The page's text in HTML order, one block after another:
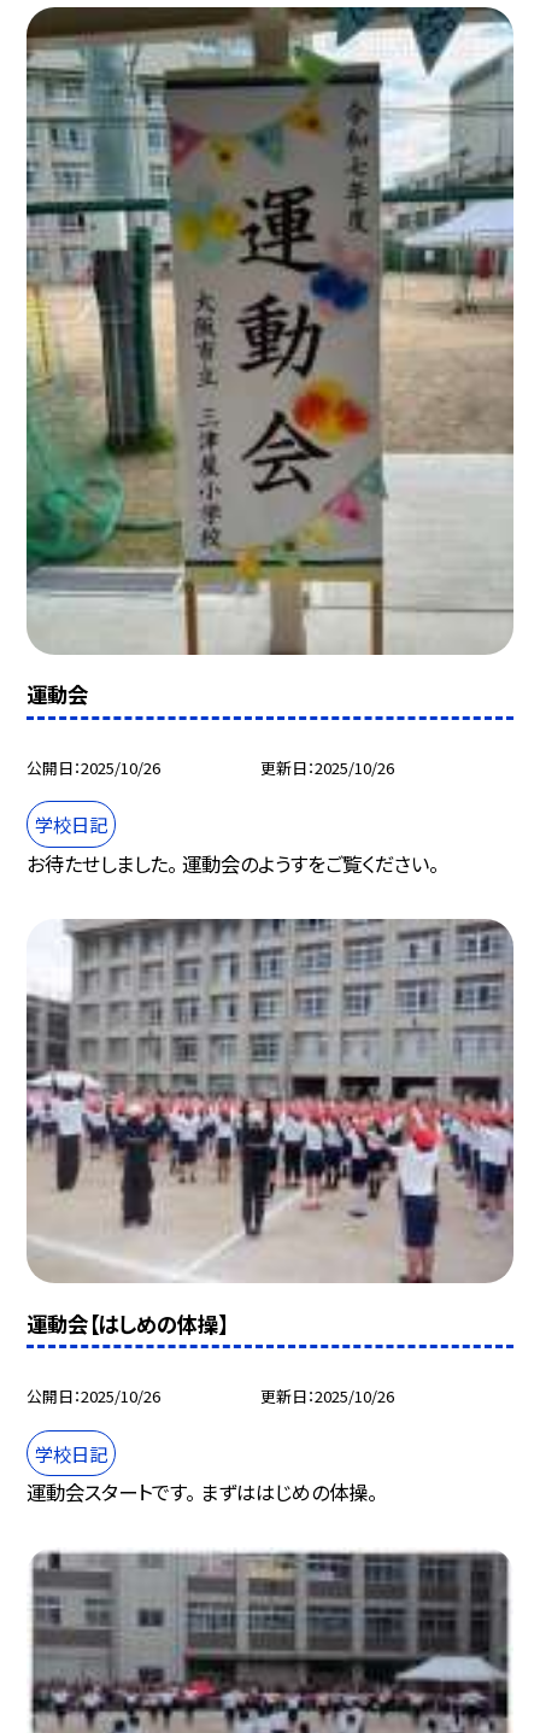
運動会
公開日 2025/10/26 更新日 2025/10/26
学校日記
お待たせしました。 運動会のようすをご覧ください。
運動会【はしめの体操】
公開日 2025/10/26 更新日 2025/10/26
学校日記
運動会スタートです。 まずははじめの体操。